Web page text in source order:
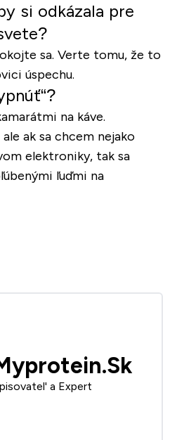
si odkázala pre
sa. Verte tomu, že to
úspechu.
na káve.
ak sa chcem nejako
elektroniky, tak sa
ľuďmi na
a Expert